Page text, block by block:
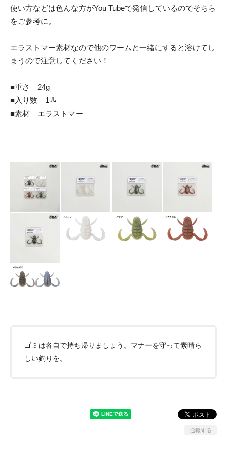
使い方などは色んな方がYou Tubeで発信しているのでそちら
をご参考に。
エラストマー素材なので他のワームと一緒にすると溶けてし
まうので注意してください！
■重さ 24g
■入り数 1匹
■素材 エラストマー
ゴミは各自で持ち帰りましょう。マナーを守って素晴ら
しい釣りを。
通報する